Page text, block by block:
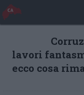
lavori
ecco cosa